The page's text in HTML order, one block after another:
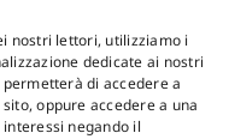
nostri lettori, utilizziamo i
dedicate ai nostri
di accedere a
oppure accedere a una
negando il
del Diritto, Direttore
del Diritto,
Nazionale “G.